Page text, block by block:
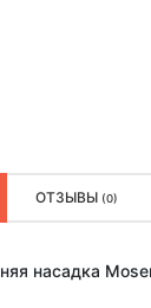
ОТЗЫВЫ (0)
насадка